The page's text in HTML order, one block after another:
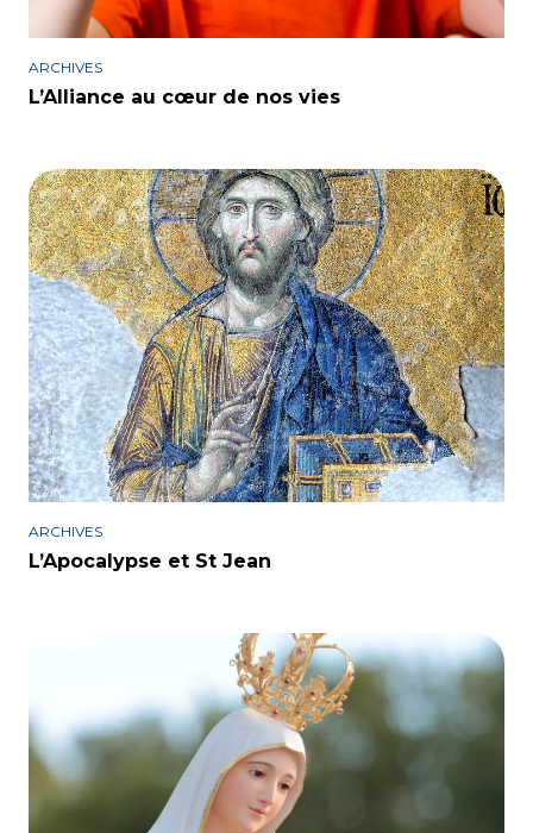
ARCHIVES
L’Alliance au cœur de nos vies
ARCHIVES
L’Apocalypse et St Jean